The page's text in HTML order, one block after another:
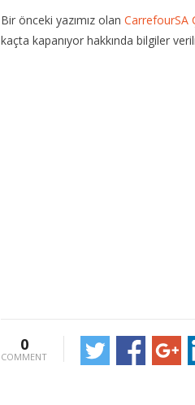
Bir önceki yazımız olan CarrefourSA
kaçta kapanıyor hakkında bilgiler
0
COMMENT